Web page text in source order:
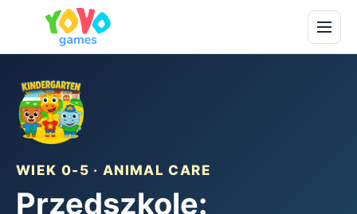
WIEK 0-5 · ANIMAL CARE
Przedszkole: